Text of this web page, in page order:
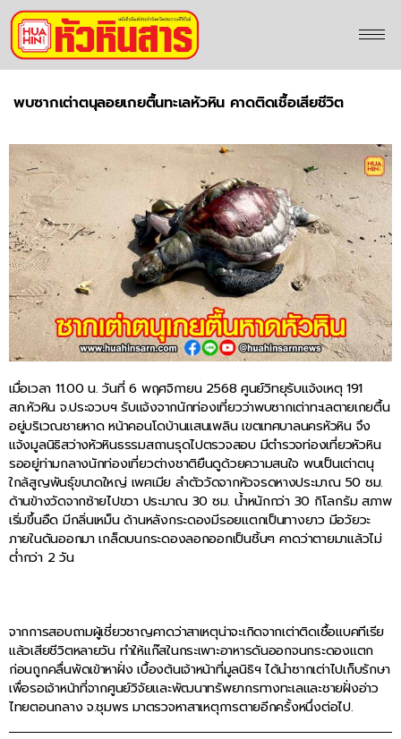
พบซากเต่าตนุลอยเกยตื้นทะเลหัวหิน คาดติดเชื้อเสียชีวิต
เมื่อเวลา 11.00 น. วันที่ 6 พฤศจิกายน 2568 ศูนย์วิทยุรับแจ้งเหตุ 191
สภ.หัวหิน จ.ประจวบฯ รับแจ้งจากนักท่องเที่ยวว่าพบซากเต่าทะเลตายเกยตื้น
อยู่บริเวณชายหาด หน้าคอนโดบ้านแสนเพลิน เขตเทศบาลนครหัวหิน จึง
แจ้งมูลนิธิสว่างหัวหินธรรมสถานรุดไปตรวจสอบ มีตำรวจท่องเที่ยวหัวหิน
รออยู่ท่ามกลางนักท่องเที่ยวต่างชาติยืนดูด้วยความสนใจ พบเป็นเต่าตนุ
ใกล้สูญพันธุ์ขนาดใหญ่ เพศเมีย ลำตัววัดจากหัวจรดหางประมาณ 50 ซม.
ด้านข้างวัดจากซ้ายไปขวา ประมาณ 30 ซม. น้ำหนักกว่า 30 กิโลกรัม สภาพ
เริ่มขึ้นอืด มีกลิ่นเหม็น ด้านหลังกระดองมีรอยแตกเป็นทางยาว มีอวัยวะ
ภายในดันออกมา เกล็ดบนกระดองลอกออกเป็นชิ้นๆ คาดว่าตายมาแล้วไม่
ต่ำกว่า 2 วัน
จากการสอบถามผู้เชี่ยวชาญคาดว่าสาเหตุน่าจะเกิดจากเต่าติดเชื้อแบคทีเรีย
แล้วเสียชีวิตหลายวัน ทำให้แก๊สในกระเพาะอาหารดันออกจนกระดองแตก
ก่อนถูกคลื่นพัดเข้าหาฝั่ง เบื้องต้นเจ้าหน้าที่มูลนิธิฯ ได้นำซากเต่าไปเก็บรักษา
เพื่อรอเจ้าหน้าที่จากศูนย์วิจัยและพัฒนาทรัพยากรทางทะเลและชายฝั่งอ่าว
ไทยตอนกลาง จ.ชุมพร มาตรวจหาสาเหตุการตายอีกครั้งหนึ่งต่อไป.